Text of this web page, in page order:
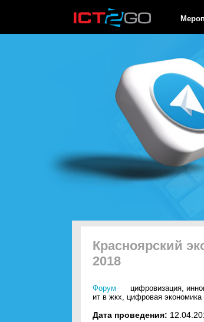
Красноярский
2018
Форум цифровизация,
ит в жкх, цифровая экономика
Дата проведения: